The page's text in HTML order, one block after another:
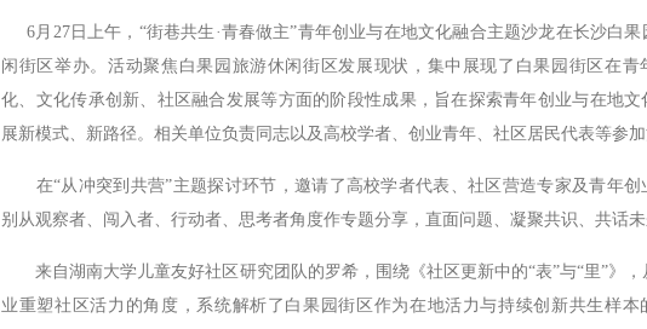
6月27日上午，“街巷共生·青春做主”青年创业与在地文化融合主题沙龙在长沙白果
闲街区举办。活动聚焦白果园旅游休闲街区发展现状，集中展现了白果园街区在青
化、文化传承创新、社区融合发展等方面的阶段性成果，旨在探索青年创业与在地文
展新模式、新路径。相关单位负责同志以及高校学者、创业青年、社区居民代表等参
在“从冲突到共营”主题探讨环节，邀请了高校学者代表、社区营造专家及青年创
别从观察者、闯入者、行动者、思考者角度作专题分享，直面问题、凝聚共识、共话
来自湖南大学儿童友好社区研究团队的罗希，围绕《社区更新中的“表”与“里”》，
业重塑社区活力的角度，系统解析了白果园街区作为在地活力与持续创新共生样本